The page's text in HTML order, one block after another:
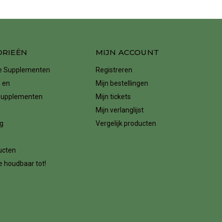
Supplementen
en
houdbaar tot!
MIJN ACCOUNT
Registreren
Mijn bestellingen
Mijn tickets
Mijn verlanglijst
Vergelijk producten